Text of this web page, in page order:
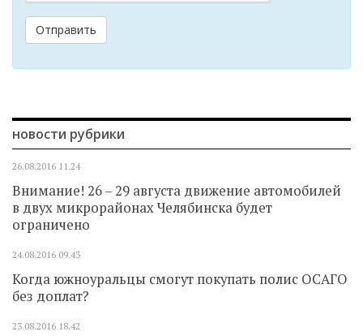
Отправить
новости рубрики
26.08.2016 11.24
Внимание! 26 – 29 августа движение автомобилей
в двух микрорайонах Челябинска будет
ограничено
24.08.2016 09.43
Когда южноуральцы смогут покупать полис ОСАГО
без доплат?
23.08.2016 18.42